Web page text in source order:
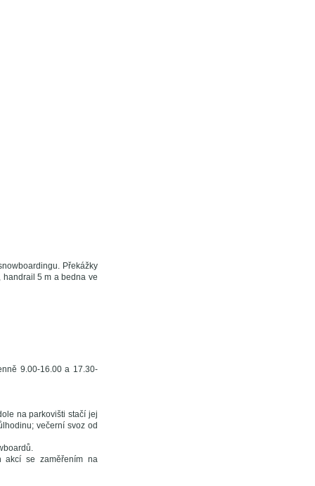
Překážky
handrail 5 m a bedna ve
9.00-16.00 a 17.30-
na parkovišti stačí jej
večerní svoz od
akcí se zaměřením na